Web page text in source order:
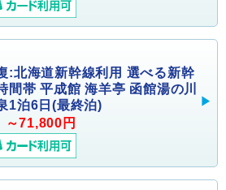
:北海道新幹線利用 選べる新幹
間帯 平成館 海羊亭 函館湯の川
1泊6日(最終泊)
～71,800円